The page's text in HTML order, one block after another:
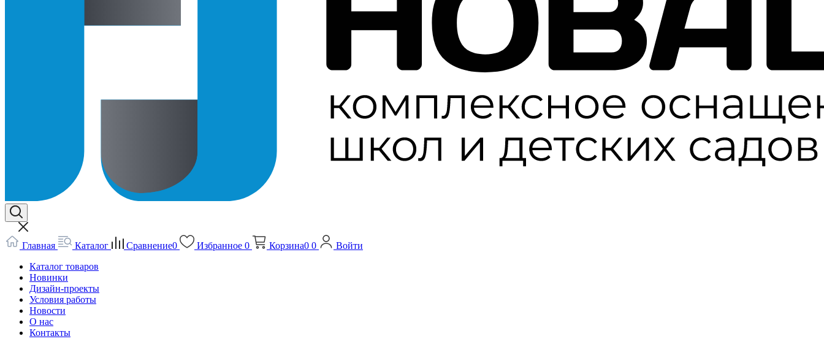
Главная Каталог Сравнение0 Избранное 0 Корзина0 0
Войти
Каталог товаров
Новинки
Дизайн-проекты
Условия работы
Новости
О нас
Контакты